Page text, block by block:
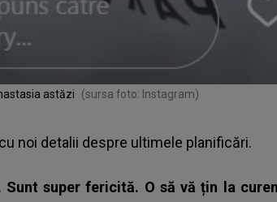
astăzi (sursa foto: Instagram)
noi detalii despre ultimele planificări.
Sunt super fericită. O să vă țin la